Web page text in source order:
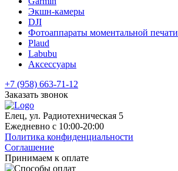
Экшн-камеры
DJI
Фотоаппараты моментальной печати
Plaud
Labubu
Аксессуары
+7 (958) 663-71-12
Заказать звонок
Елец, ул. Радиотехническая 5
Ежедневно с 10:00-20:00
Политика конфиденциальности
Соглашение
Принимаем к оплате